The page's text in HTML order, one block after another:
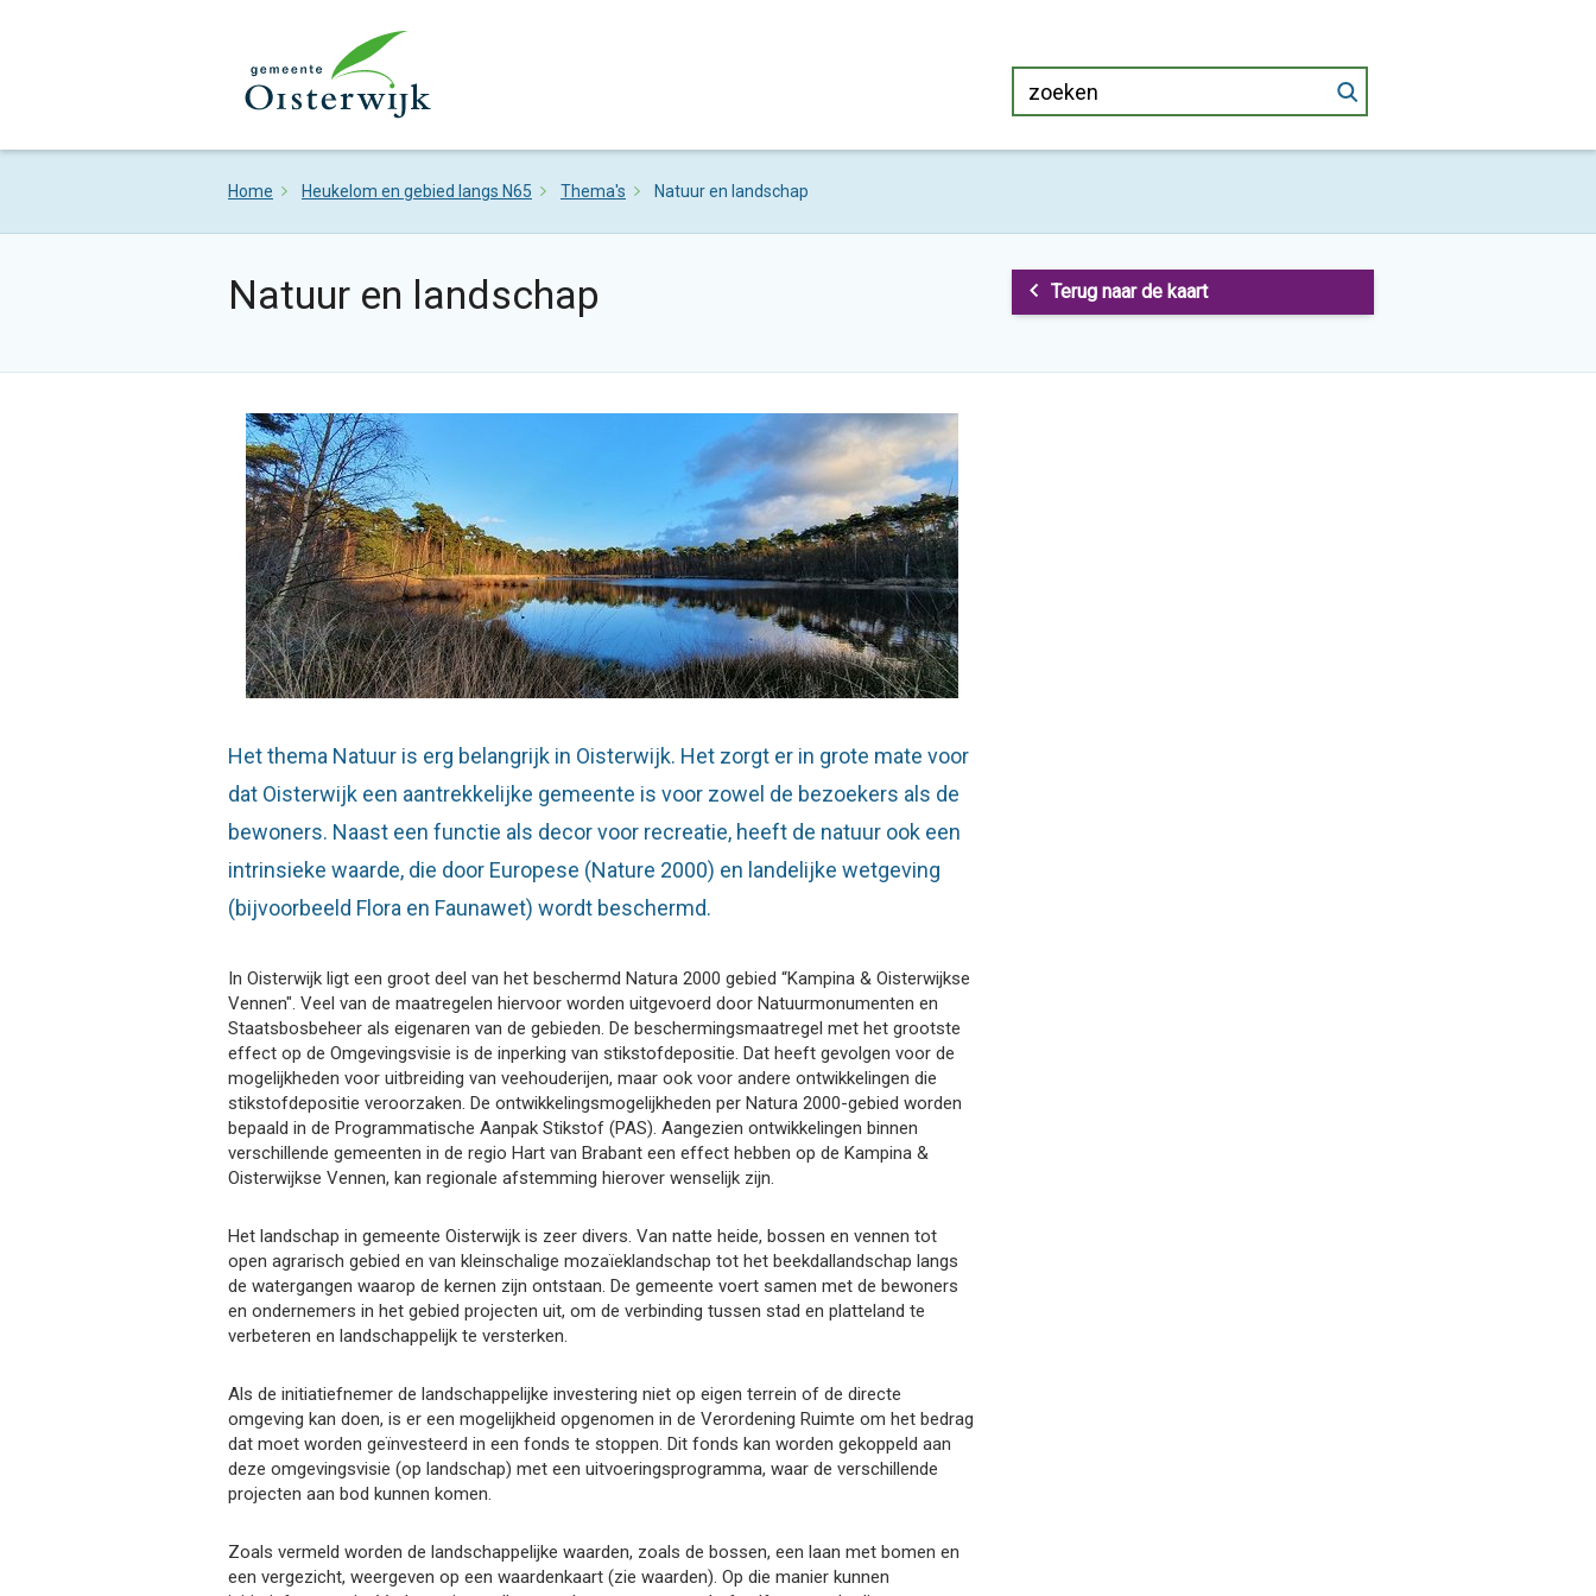
Home Heukelom en gebied langs N65 Thema's Natuur en landschap
Natuur en landschap Terug naar de kaart
Het thema Natuur is erg belangrijk in Oisterwijk. Het zorgt er in grote mate voor
dat Oisterwijk een aantrekkelijke gemeente is voor zowel de bezoekers als de
bewoners. Naast een functie als decor voor recreatie, heeft de natuur ook een
intrinsieke waarde, die door Europese (Nature 2000) en landelijke wetgeving
(bijvoorbeeld Flora en Faunawet) wordt beschermd.
In Oisterwijk ligt een groot deel van het beschermd Natura 2000 gebied “Kampina & Oisterwijkse
Vennen". Veel van de maatregelen hiervoor worden uitgevoerd door Natuurmonumenten en
Staatsbosbeheer als eigenaren van de gebieden. De beschermingsmaatregel met het grootste
effect op de Omgevingsvisie is de inperking van stikstofdepositie. Dat heeft gevolgen voor de
mogelijkheden voor uitbreiding van veehouderijen, maar ook voor andere ontwikkelingen die
stikstofdepositie veroorzaken. De ontwikkelingsmogelijkheden per Natura 2000-gebied worden
bepaald in de Programmatische Aanpak Stikstof (PAS). Aangezien ontwikkelingen binnen
verschillende gemeenten in de regio Hart van Brabant een effect hebben op de Kampina &
Oisterwijkse Vennen, kan regionale afstemming hierover wenselijk zijn.
Het landschap in gemeente Oisterwijk is zeer divers. Van natte heide, bossen en vennen tot
open agrarisch gebied en van kleinschalige mozaïeklandschap tot het beekdallandschap langs
de watergangen waarop de kernen zijn ontstaan. De gemeente voert samen met de bewoners
en ondernemers in het gebied projecten uit, om de verbinding tussen stad en platteland te
verbeteren en landschappelijk te versterken.
Als de initiatiefnemer de landschappelijke investering niet op eigen terrein of de directe
omgeving kan doen, is er een mogelijkheid opgenomen in de Verordening Ruimte om het bedrag
dat moet worden geïnvesteerd in een fonds te stoppen. Dit fonds kan worden gekoppeld aan
deze omgevingsvisie (op landschap) met een uitvoeringsprogramma, waar de verschillende
projecten aan bod kunnen komen.
Zoals vermeld worden de landschappelijke waarden, zoals de bossen, een laan met bomen en
een vergezicht, weergeven op een waardenkaart (zie waarden). Op die manier kunnen